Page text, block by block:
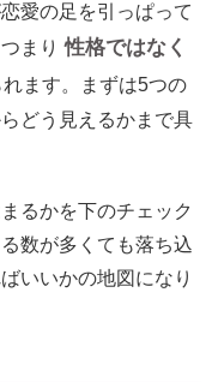
愛の足を引っぱって
まり 性格ではなく
ます。まずは5つの
どう見えるかまで具
るかを下のチェック
数が多くても落ち込
いいかの地図になり